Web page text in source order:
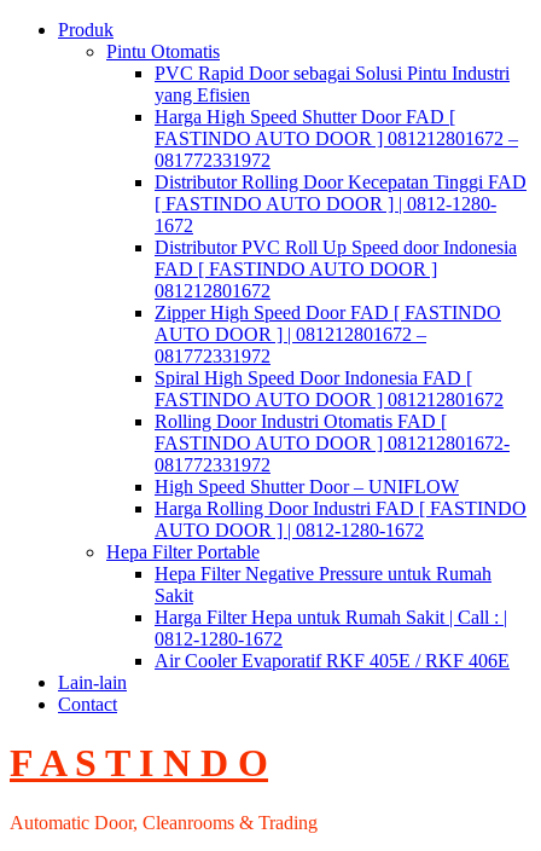
Skip
Produk
Pintu Otomatis
PVC Rapid Door sebagai Solusi Pintu Industri
yang Efisien
Harga High Speed Shutter Door FAD [
FASTINDO AUTO DOOR ] 081212801672 –
081772331972
Distributor Rolling Door Kecepatan Tinggi FAD
[ FASTINDO AUTO DOOR ] | 0812-1280-
1672
Distributor PVC Roll Up Speed door Indonesia
FAD [ FASTINDO AUTO DOOR ]
081212801672
Zipper High Speed Door FAD [ FASTINDO
AUTO DOOR ] | 081212801672 –
081772331972
Spiral High Speed Door Indonesia FAD [
FASTINDO AUTO DOOR ] 081212801672
Rolling Door Industri Otomatis FAD [
FASTINDO AUTO DOOR ] 081212801672-
081772331972
High Speed Shutter Door – UNIFLOW
Harga Rolling Door Industri FAD [ FASTINDO
AUTO DOOR ] | 0812-1280-1672
Hepa Filter Portable
Hepa Filter Negative Pressure untuk Rumah
Sakit
Harga Filter Hepa untuk Rumah Sakit | Call : |
0812-1280-1672
Air Cooler Evaporatif RKF 405E / RKF 406E
Lain-lain
Contact
F A S T I N D O
Automatic Door, Cleanrooms & Trading